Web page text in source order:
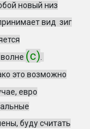
новый низ
вид зиг
(c).
это возможно
евро
буду считать